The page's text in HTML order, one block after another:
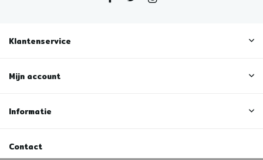
Klantenservice
Mijn account
Informatie
Contact